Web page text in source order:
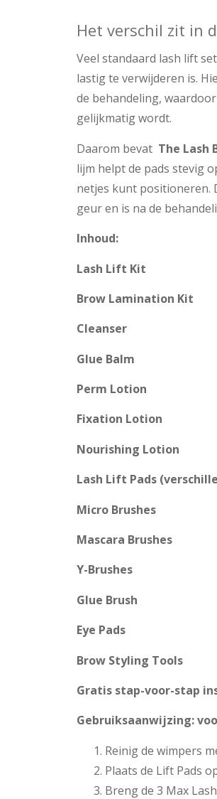
Het verschil zit in
Veel standaard lash lift
lastig te verwijderen is.
de behandeling,
gelijkmatig wordt.
Daarom bevat The Lash
lijm helpt de pads stevig
netjes kunt positioneren.
geur en is na de
Inhoud:
Lash Lift Kit
Brow Lamination Kit
Cleanser
Glue Balm
Perm Lotion
Fixation Lotion
Nourishing Lotion
Lash Lift Pads
Micro Brushes
Mascara Brushes
Y-Brushes
Glue Brush
Eye Pads
Brow Styling Tools
Gratis stap-voor-stap
Gebruiksaanwijzing:
Reinig de wimpers
Plaats de Lift Pads
Breng de 3 Max